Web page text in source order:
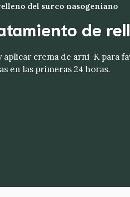
del surco nasogeniano
de
aplicar crema de arni-K para
en las primeras 24 horas.